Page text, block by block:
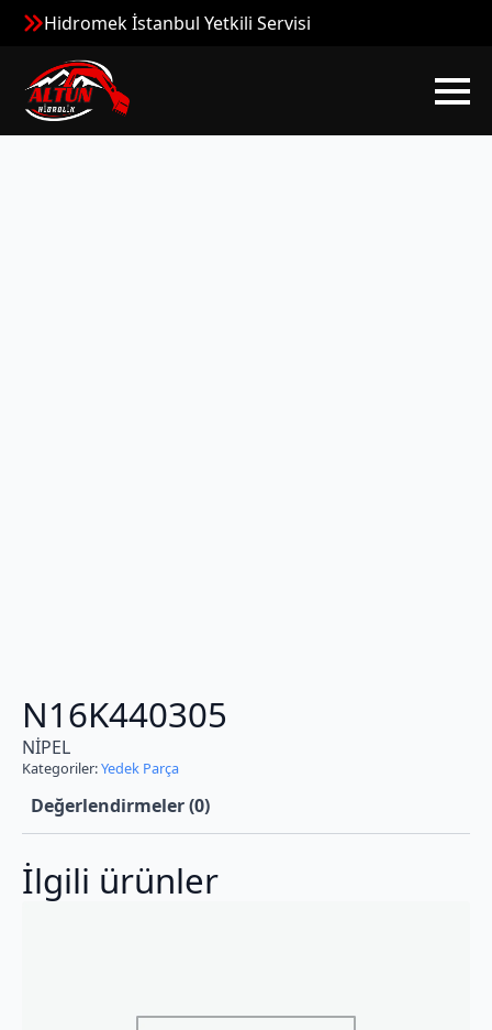
Hidromek İstanbul Yetkili Servisi
N16K440305
NİPEL
Kategoriler:Yedek Parça
Değerlendirmeler (0)
İlgili ürünler